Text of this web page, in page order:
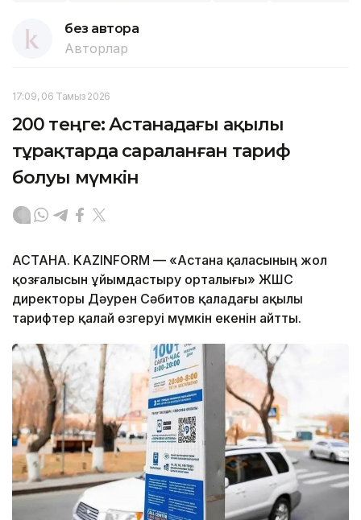
без автора
Авторлар
17:09, 06 Тамыз 2026
200 теңге: Астанадағы ақылы
тұрақтарда сараланған тариф
болуы мүмкін
АСТАНА. KAZINFORM — «Астана қаласының жол
қозғалысын ұйымдастыру орталығы» ЖШС
директоры Дәурен Сәбитов қаладағы ақылы
тарифтер қалай өзгеруі мүмкін екенін айтты.